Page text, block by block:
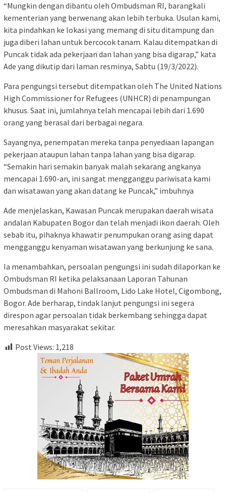
“Mungkin dengan dibantu oleh Ombudsman RI, barangkali
kementerian yang berwenang akan lebih terbuka. Usulan kami,
kita pindahkan ke lokasi yang memang di situ ditampung dan
juga diberi lahan untuk bercocok tanam. Kalau ditempatkan di
Puncak tidak ada pekerjaan dan lahan yang bisa digarap,” kata
Ade yang dikutip dari laman resminya, Sabtu (19/3/2022).
Para pengungsi tersebut ditempatkan oleh The United Nations
High Commissioner for Refugees (UNHCR) di penampungan
khusus. Saat ini, jumlahnya telah mencapai lebih dari 1.690
orang yang berasal dari berbagai negara.
Sayangnya, penempatan mereka tanpa penyediaan lapangan
pekerjaan ataupun lahan tanpa lahan yang bisa digarap.
“Semakin hari semakin banyak malah sekarang angkanya
mencapai 1.690-an, ini sangat mengganggu pariwisata kami
dan wisatawan yang akan datang ke Puncak,” imbuhnya
Ade menjelaskan, Kawasan Puncak merupakan daerah wisata
andalan Kabupaten Bogor dan telah menjadi ikon daerah. Oleh
sebab itu, pihaknya khawatir penumpukan orang asing dapat
mengganggu kenyaman wisatawan yang berkunjung ke sana.
Ia menambahkan, persoalan pengungsi ini sudah dilaporkan ke
Ombudsman RI ketika pelaksanaan Laporan Tahunan
Ombudsman di Mahoni Ballroom, Lido Lake Hotel, Cigombong,
Bogor. Ade berharap, tindak lanjut pengungsi ini segera
direspon agar persoalan tidak berkembang sehingga dapat
meresahkan masyarakat sekitar.
Post Views: 1,218